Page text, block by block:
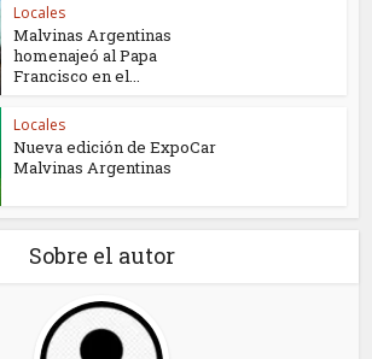
Locales
Malvinas Argentinas
homenajeó al Papa
Francisco en el...
Locales
Nueva edición de ExpoCar
Malvinas Argentinas
Sobre el autor